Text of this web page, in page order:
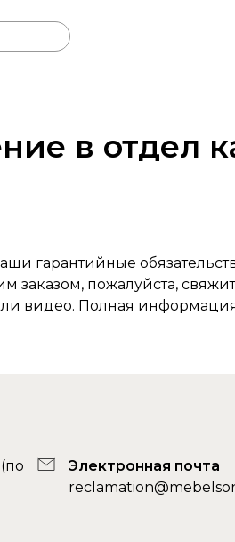
в отдел
гарантийные
пожалуйста,
видео. Полная информация
Электронная почта